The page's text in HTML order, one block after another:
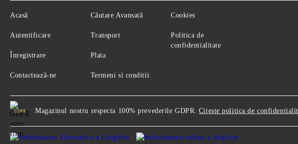
Acasă
Autentificare
Înregistrare
Contactează-ne
Căutare Avansată
Transport
Plata
Termeni si conditii
Cookies
Politica de
confidentialitate
GDPR Magazinul nostru respecta 100% prevederile GDPR. Citeste politica de